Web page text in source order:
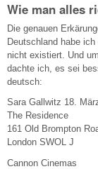
Wie man alles
Die genauen
Deutschland habe
nicht existiert. Und
dachte ich, es sei
deutsch:
Sara Gallwitz 18.
The Residence
161 Old Brompton
London SWOL J
Cannon Cinemas